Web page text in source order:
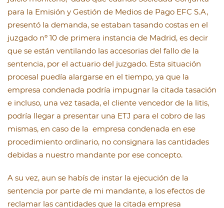
para la Emisión y Gestión de Medios de Pago EFC S.A,
presentó la demanda, se estaban tasando costas en el
juzgado nº 10 de primera instancia de Madrid, es decir
que se están ventilando las accesorias del fallo de la
sentencia, por el actuario del juzgado. Esta situación
procesal puedía alargarse en el tiempo, ya que la
empresa condenada podría impugnar la citada tasación
e incluso, una vez tasada, el cliente vencedor de la litis,
podría llegar a presentar una ETJ para el cobro de las
mismas, en caso de la empresa condenada en ese
procedimiento ordinario, no consignara las cantidades
debidas a nuestro mandante por ese concepto.
A su vez, aun se habís de instar la ejecución de la
sentencia por parte de mi mandante, a los efectos de
reclamar las cantidades que la citada empresa